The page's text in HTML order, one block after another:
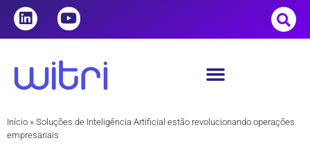
Início » Soluções de Inteligência Artificial estão revolucionando operações
empresariais